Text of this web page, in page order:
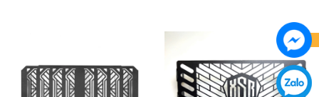
- 42%